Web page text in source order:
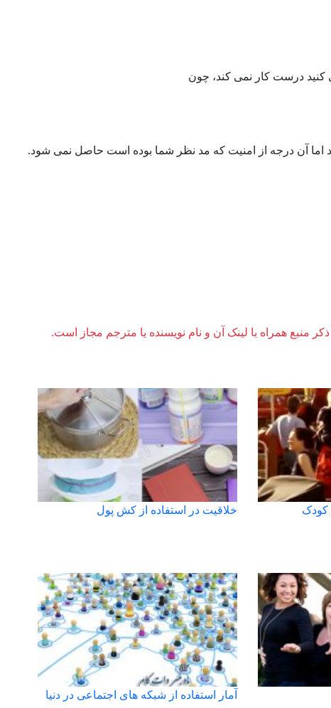
کنید درست کار نمی کند، چون
اما آن درجه از امنیت که مد نظر شما بوده است حاصل نمی شود.
منبع همراه با لینک آن و نام نویسنده یا مترجم مجاز است.
کودک خلاقیت در استفاده از کش پول
آمار استفاده از شبکه های اجتماعی در دنیا